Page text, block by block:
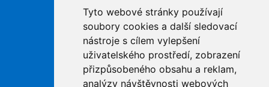
Tyto webové stránky používají
soubory cookies a další sledovací
nástroje s cílem vylepšení
uživatelského prostředí, zobrazení
přizpůsobeného obsahu a reklam,
analýzy návštěvnosti webových
Kontakty
Podpora